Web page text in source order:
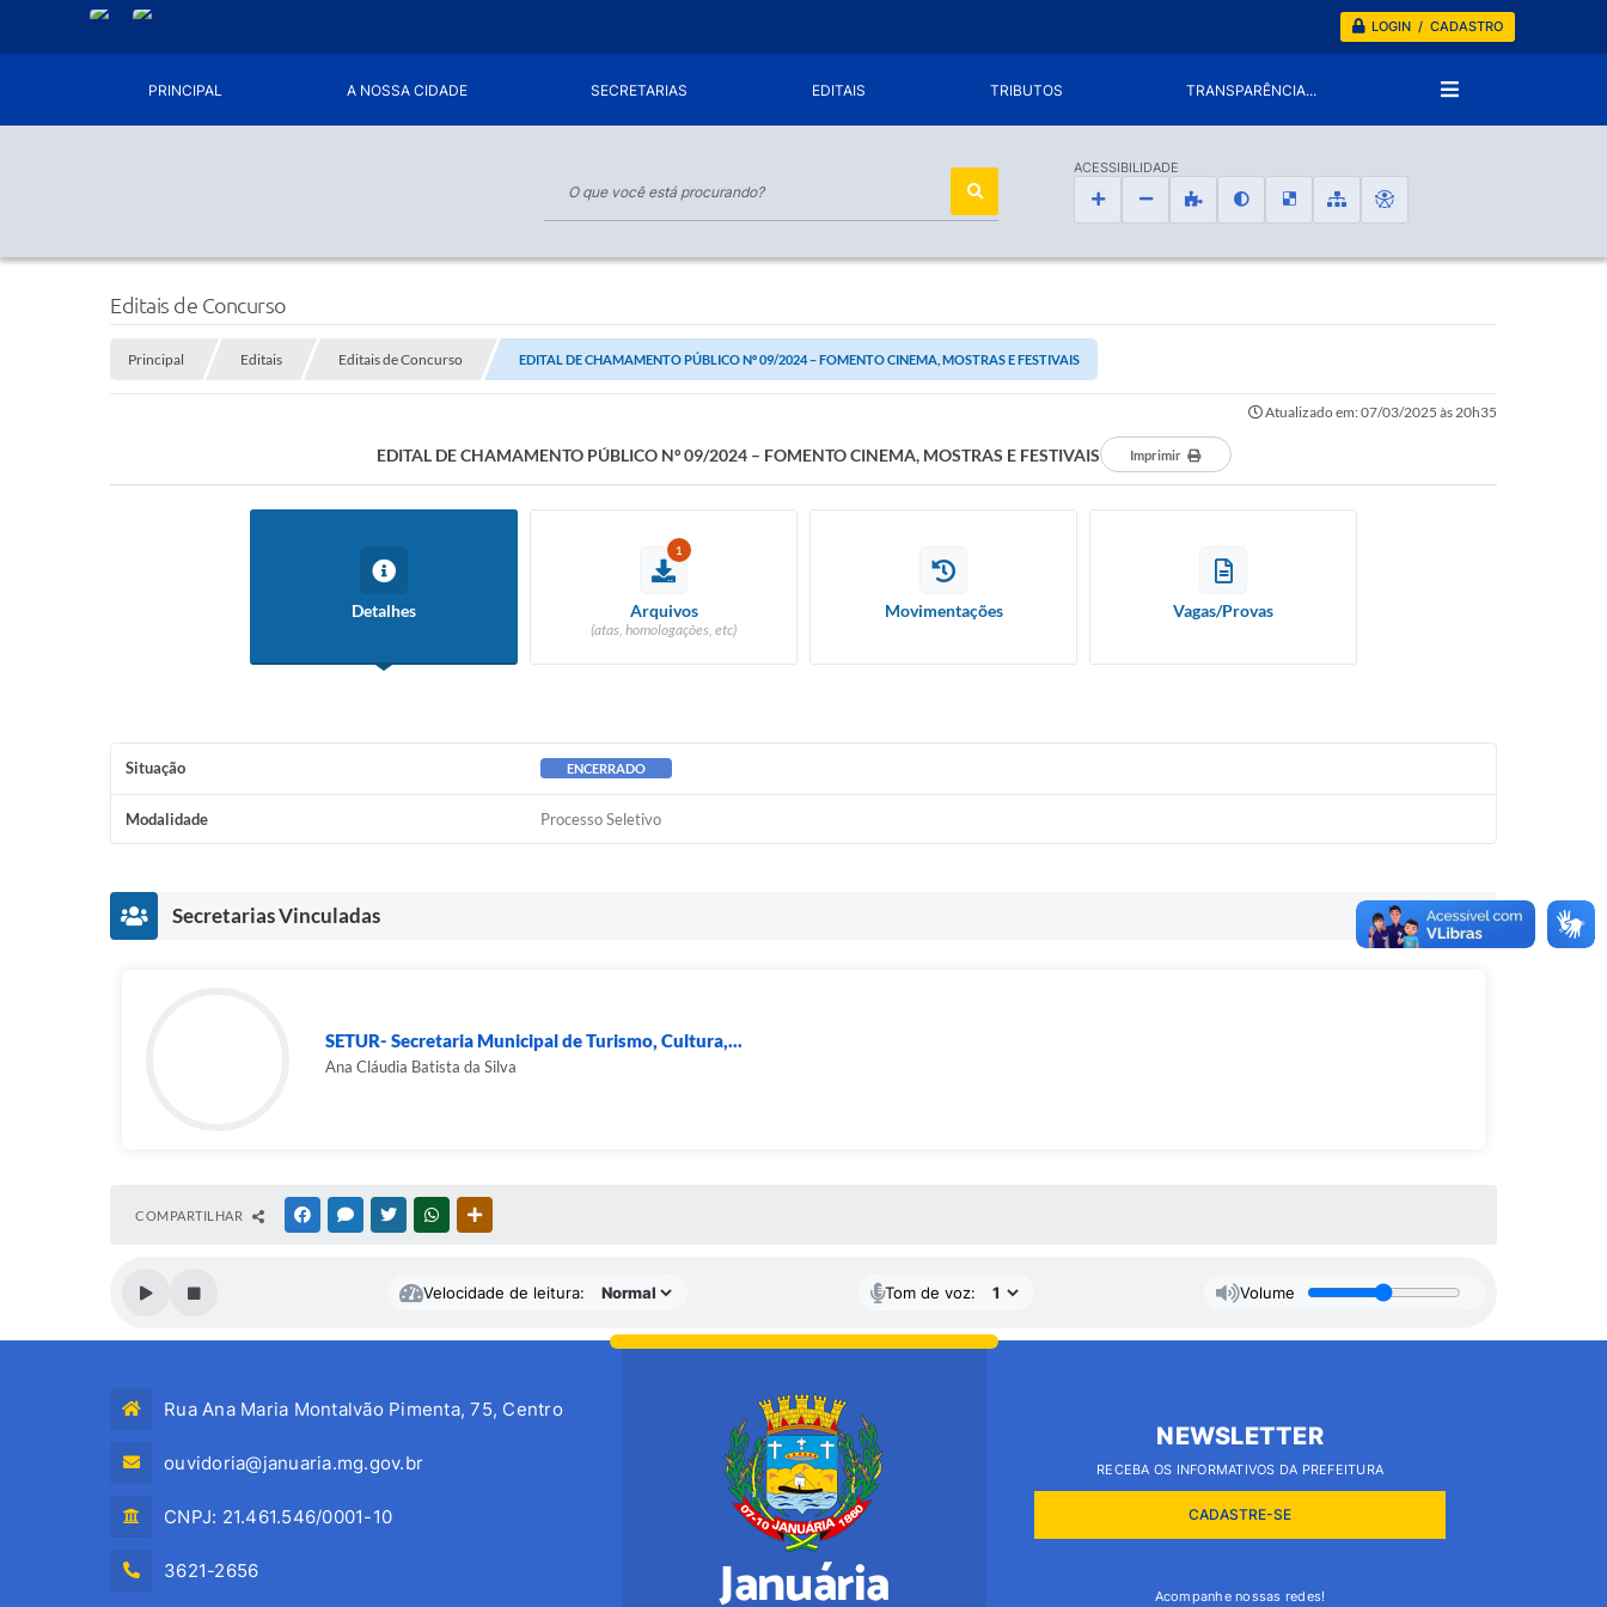
LOGIN / CADASTRO
PRINCIPAL A NOSSA CIDADE SECRETARIAS EDITAIS TRIBUTOS TRANSPARÊNCIA...
ACESSIBILIDADE
Editais de Concurso
Principal Editais Editais de Concurso EDITAL DE CHAMAMENTO PÚBLICO Nº 09/2024 – FOMENTO CINEMA, MOSTRAS E FESTIVAIS
Atualizado em: 07/03/2025 às 20h35
EDITAL DE CHAMAMENTO PÚBLICO Nº 09/2024 – FOMENTO CINEMA, MOSTRAS E FESTIVAIS Imprimir
Detalhes
1
Arquivos
(atas, homologações, etc)
Movimentações Vagas/Provas
Situação ENCERRADO
Modalidade Processo Seletivo
Secretarias Vinculadas
SETUR- Secretaria Municipal de Turismo, Cultura,...
Ana Cláudia Batista da Silva
COMPARTILHAR FACEBOOKMESSENGER
TWITTERWHATSAPP
Velocidade de leitura: Tom de voz: Volume
Rua Ana Maria Montalvão Pimenta, 75, Centro
ouvidoria@januaria.mg.gov.br
CNPJ: 21.461.546/0001-10
3621-2656
NEWSLETTER
RECEBA OS INFORMATIVOS DA PREFEITURA
CADASTRE-SE
Acompanhe nossas redes!